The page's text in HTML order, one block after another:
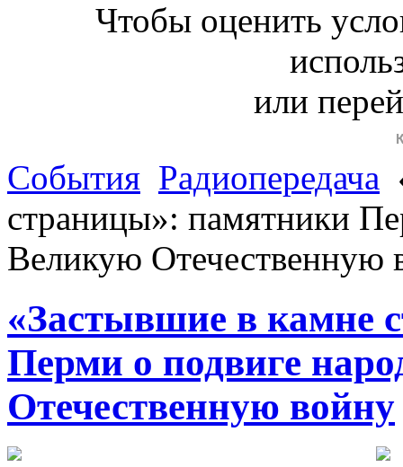
Чтобы оценить
или
События Радиопередача
страницы»: памятники
Великую Отечественную
«Застывшие в камне
Перми о подвиге
Отечественную войну